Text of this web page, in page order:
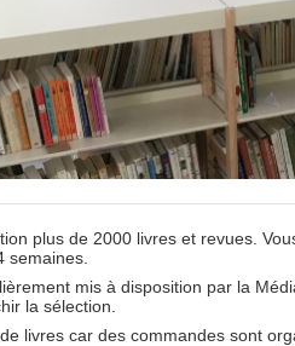
plus de 2000 livres et revues.
semaines.
mis à disposition par la
la sélection.
livres car des commandes sont